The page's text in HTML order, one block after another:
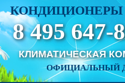
КОНДИЦИОНЕРЫ
8 495 647-
КЛИМАТИЧЕСКАЯ
ОФИЦИАЛЬНЫЙ